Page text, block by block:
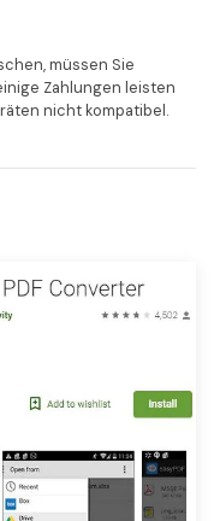
müssen Sie
Zahlungen leisten
nicht kompatibel.